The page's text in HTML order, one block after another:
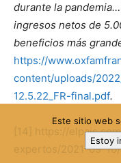
durante la
ingresos netos de
beneficios más
https://
content/uploads/
12.5.22_FR-final.pdf.
[14]
https://
expertos/2021-09-
Este sitio web
Estoy